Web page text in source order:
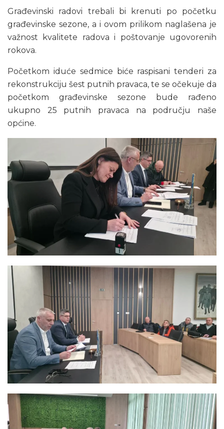
Građevinski radovi trebali bi krenuti po početku
građevinske sezone, a i ovom prilikom naglašena je
važnost kvalitete radova i poštovanje ugovorenih
rokova.
Početkom iduće sedmice biće raspisani tenderi za
rekonstrukciju šest putnih pravaca, te se očekuje da
početkom građevinske sezone bude rađeno
ukupno 25 putnih pravaca na području naše
općine.